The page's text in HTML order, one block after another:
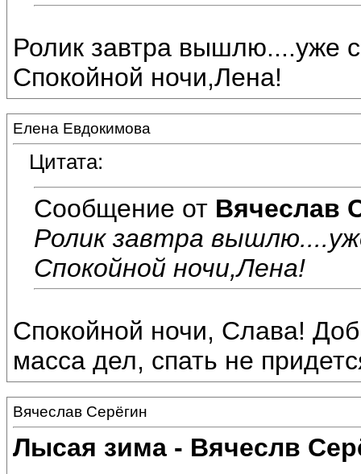
Ролик завтра вышлю....уже
Спокойной ночи,Лена!
Елена Евдокимова
Цитата:
Сообщение от Вячеслав
Ролик завтра
Спокойной ночи,Лена!
Спокойной ночи, Слава!
масса дел, спать не
Вячеслав Серёгин
Лысая зима - Вячеслв